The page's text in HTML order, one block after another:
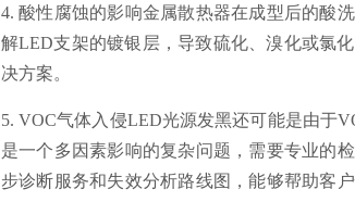
4. 酸性腐蚀的影响金属散热器在成型后的酸
解LED支架的镀银层，导致硫化、溴化或氯
决方案。
5. VOC气体入侵LED光源发黑还可能是由于
是一个多因素影响的复杂问题，需要专业的
步诊断服务和失效分析路线图，能够帮助客